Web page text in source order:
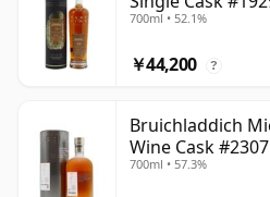
700ml • 52.1%
￥44,200 ?
Bruichladdich
Wine Cask
700ml • 57.3%